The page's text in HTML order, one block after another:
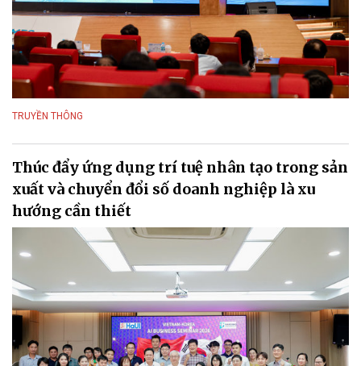
TRUYỀN THÔNG
Thúc đẩy ứng dụng trí tuệ nhân tạo trong sản
xuất và chuyển đổi số doanh nghiệp là xu
hướng cần thiết